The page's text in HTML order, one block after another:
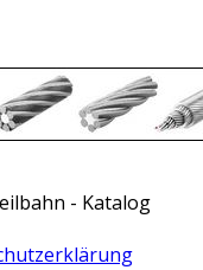
- Katalog